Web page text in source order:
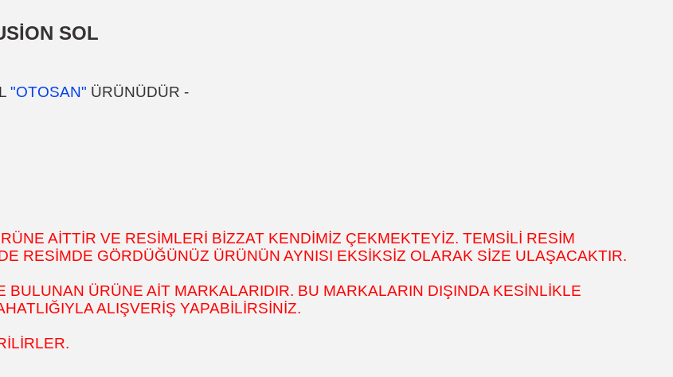
SOL
"OTOSAN" ÜRÜNÜDÜR -
AİTTİR VE RESİMLERİ BİZZAT KENDİMİZ ÇEKMEKTEYİZ. TEMSİLİ RESİM
RESİMDE GÖRDÜĞÜNÜZ ÜRÜNÜN AYNISI EKSİKSİZ OLARAK SİZE ULAŞACAKTIR.
ÜRÜNE AİT MARKALARIDIR. BU MARKALARIN DIŞINDA KESİNLİKLE
ALIŞVERİŞ YAPABİLİRSİNİZ.